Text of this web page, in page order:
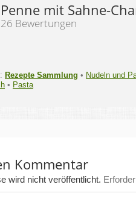
Penne mit Sahne-
26 Bewertungen
Rezepte Sammlung • Nudeln und
• Pasta
Kommentar
wird nicht veröffentlicht.